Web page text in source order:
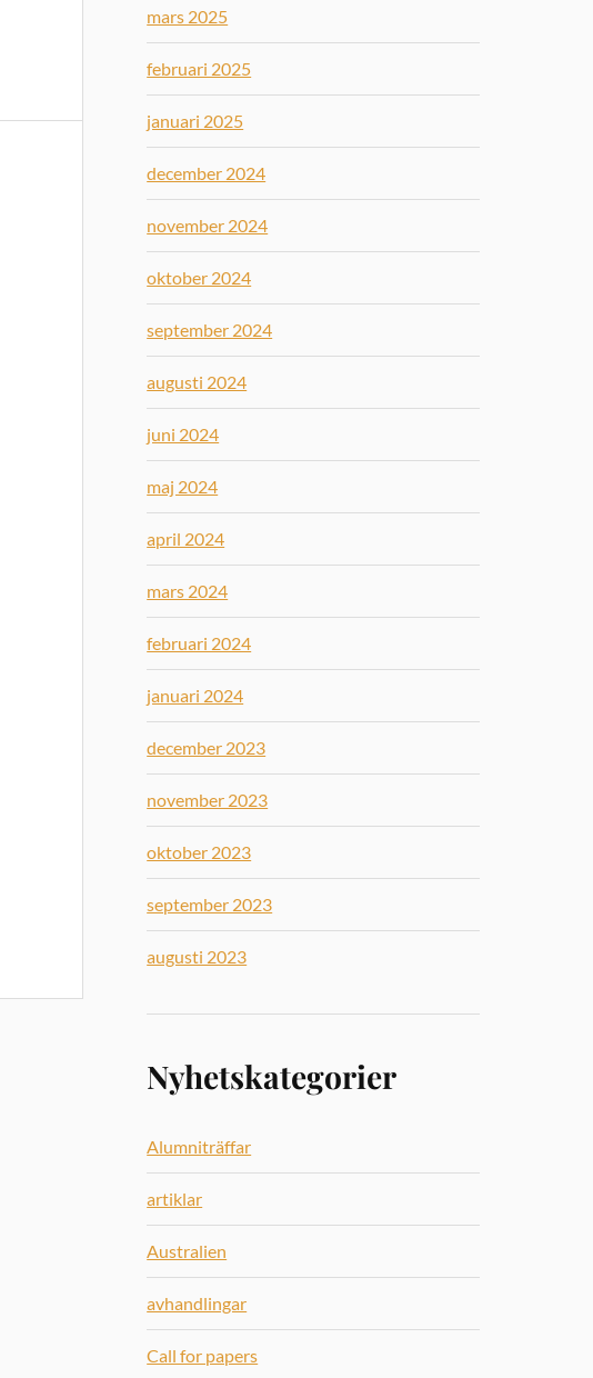
mars 2025
februari 2025
januari 2025
december 2024
november 2024
oktober 2024
september 2024
augusti 2024
juni 2024
maj 2024
april 2024
mars 2024
februari 2024
januari 2024
december 2023
november 2023
oktober 2023
september 2023
augusti 2023
Nyhetskategorier
Alumniträffar
artiklar
Australien
avhandlingar
Call for papers